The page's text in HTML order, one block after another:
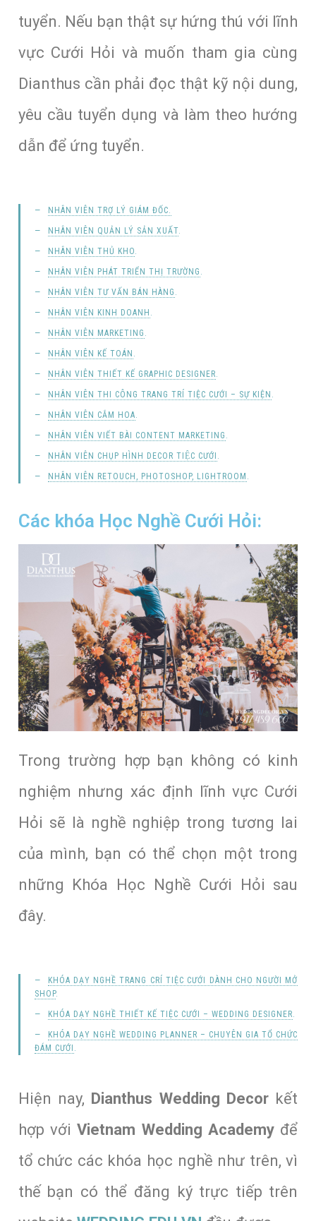
tuyển. Nếu bạn thật sự hứng thú với lĩnh
vực Cưới Hỏi và muốn tham gia cùng
Dianthus cần phải đọc thật kỹ nội dung,
yêu cầu tuyển dụng và làm theo hướng
dẫn để ứng tuyển.
NHÂN VIÊN TRỢ LÝ GIÁM ĐỐC.
NHÂN VIÊN QUẢN LÝ SẢN XUẤT.
NHÂN VIÊN THỦ KHO
NHÂN VIÊN PHÁT TRIỂN THỊ TRƯỜNG
NHÂN VIÊN TƯ VẤN BÁN HÀNG
NHÂN VIÊN KINH DOANH
NHÂN VIÊN MARKETING
NHÂN VIÊN KẾ TOÁN
NHÂN VIÊN THIẾT KẾ GRAPHIC DESIGNER
NHÂN VIÊN THI CÔNG TRANG TRÍ TIỆC CƯỚI – SỰ KIỆN
NHÂN VIÊN CẮM HOA
NHÂN VIÊN VIẾT BÀI CONTENT MARKETING
NHÂN VIÊN CHỤP HÌNH DECOR TIỆC CƯỚI
NHÂN VIÊN RETOUCH, PHOTOSHOP, LIGHTROOM
Các khóa Học Nghề Cưới Hỏi:
Trong trường hợp bạn không có kinh
nghiệm nhưng xác định lĩnh vực Cưới
Hỏi sẽ là nghề nghiệp trong tương lai
của mình, bạn có thể chọn một trong
những Khóa Học Nghề Cưới Hỏi sau
đây.
KHÓA DẠY NGHỀ TRANG CRÍ TIỆC CƯỚI DÀNH CHO NGƯỜI MỞ
SHOP.
KHÓA DẠY NGHỀ THIẾT KẾ TIỆC CƯỚI – WEDDING DESIGNER
KHÓA DẠY NGHỀ WEDDING PLANNER – CHUYÊN GIA TỔ CHỨC
ĐÁM CƯỚI
Hiện nay, Dianthus Wedding Decor kết
hợp vớiVietnam Wedding Academy để
tổ chức các khóa học nghề như trên, vì
thế bạn có thể đăng ký trực tiếp trên